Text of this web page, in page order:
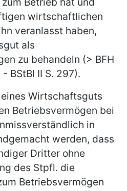
wirtschaftlichen
veranlasst haben,
als
zu behandeln (> BFH
BStBl II S. 297).
Wirtschaftsguts
Betriebsvermögen bei
in
werden, dass
Dritter ohne
des Stpfl. die
Betriebsvermögen